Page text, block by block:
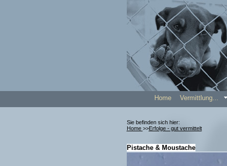
Home Vermittlung...
Sie befinden sich hier:
Home >>Erfolge - gut vermittelt
Pistache & Moustache